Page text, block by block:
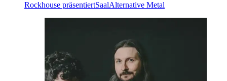
Rockhouse präsentiertSaalAlternative Metal